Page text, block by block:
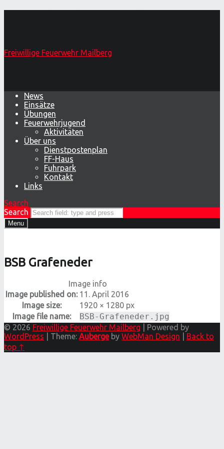
Freiwillige Feuerwehr Mailberg
News
Einsätze
Übungen
Feuerwehrjugend
Aktivitäten
Über uns
Dienstpostenplan
FF-Haus
Fuhrpark
Kontakt
Links
Search
Search
Menu
BSB Grafeneder
Image info
Image published on: 11. April 2016
Image size:
1920 × 1280 px
Image file name:
BSB-Grafeneder.jpg
© 2026 Freiwillige Feuerwehr Mailberg
Powered by
WordPress
Theme: Aubergeby WebMan Design
Back to
top ↑